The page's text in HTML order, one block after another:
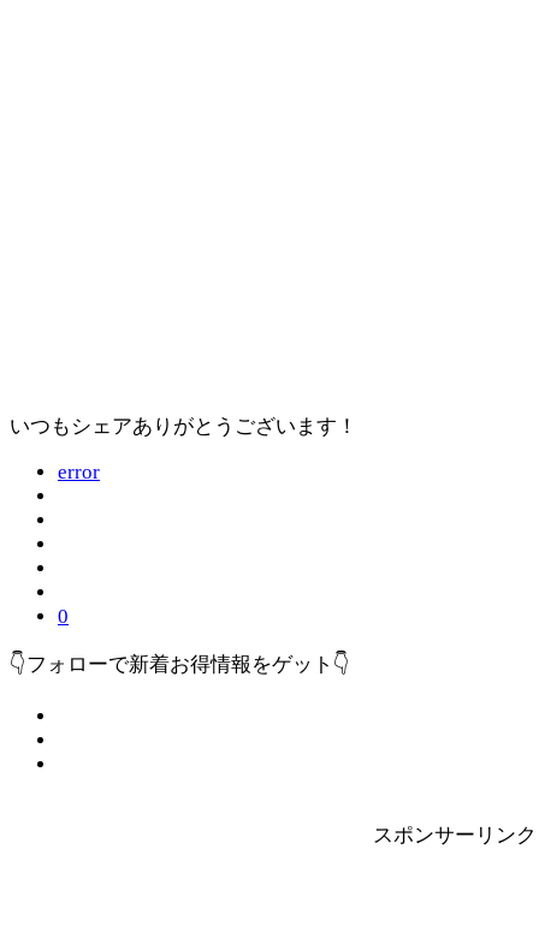
いつもシェアありがとうございます！
error
0
👇フォローで新着お得情報をゲット👇
スポンサーリンク